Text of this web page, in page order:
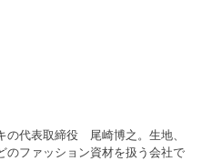
の代表取締役 尾崎博之。生地、
のファッション資材を扱う会社で